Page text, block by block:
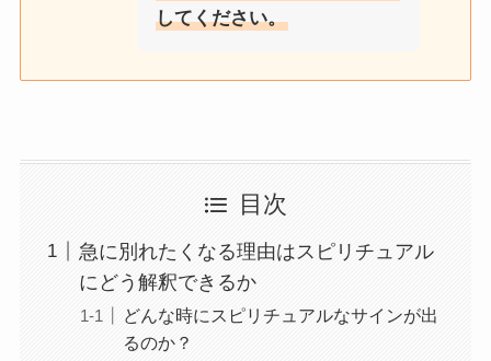
してください。
目次
急に別れたくなる理由はスピリチュアル
にどう解釈できるか
どんな時にスピリチュアルなサインが出
るのか？